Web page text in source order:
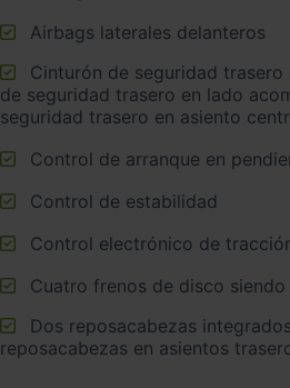
Airbags laterales delanteros
de seguridad trasero en lado
seguridad trasero en asiento
Control de arranque en
Control de estabilidad
Control electrónico de
Cuatro frenos de disco
reposacabezas en asientos